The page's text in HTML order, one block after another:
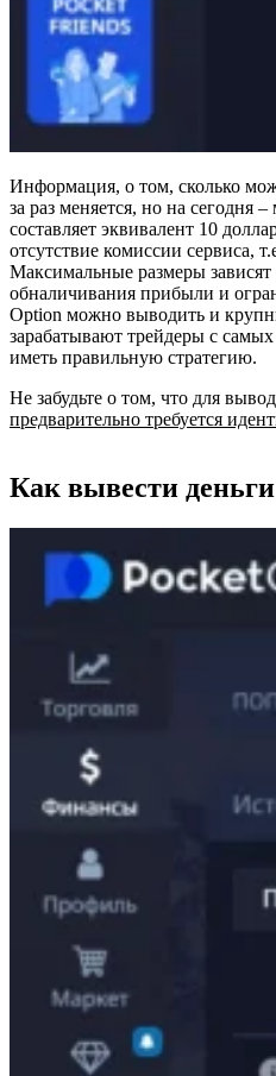
Информация, о том, сколько
за раз меняется, но на сегодня
составляет эквивалент 10
отсутствие комиссии сервиса,
Максимальные размеры
обналичивания прибыли и
Option можно выводить и
зарабатывают трейдеры с
иметь правильную стратегию.
Не забудьте о том, что для
предварительно требуется
Как вывести